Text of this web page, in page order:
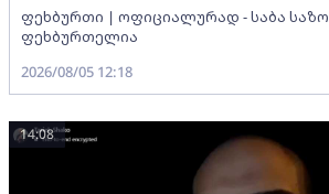
ფეხბურთი | ოფიციალურად - საბა
ფეხბურთელია
2026/08/05 12:18
14:08